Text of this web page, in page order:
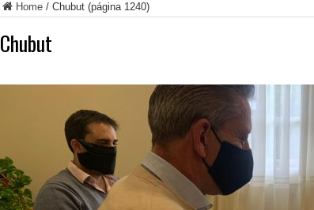
Home/ Chubut(página 1240)
Chubut